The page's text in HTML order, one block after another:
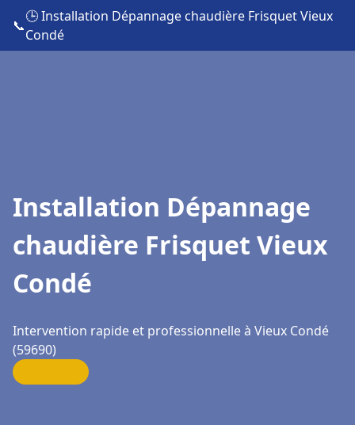
📞
🕒 Installation Dépannage chaudière Frisquet Vieux
Condé
Installation Dépannage
chaudière Frisquet Vieux
Condé
Intervention rapide et professionnelle à Vieux Condé
(59690)